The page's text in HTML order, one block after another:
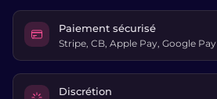
Paiement sécurisé
Stripe, CB, Apple Pay, Google Pay
Discrétion